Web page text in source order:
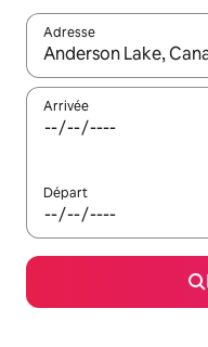
Adresse
Lorsque les résultats
Arrivée
Départ